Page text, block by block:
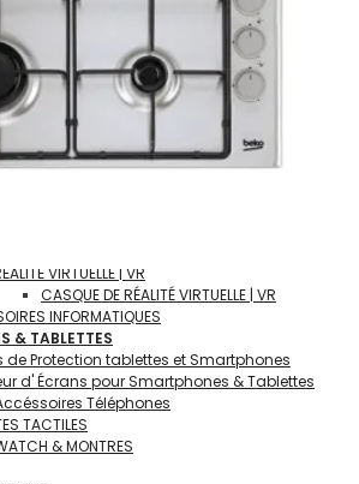
& INTERNET
| ÉQUIPEMENTS & ACCÉSSOIRES
NAS
Routeurs
WIFI & Répétiteurs de Signal
| L' UNIVERS DU JEU VIDÉO
et jeux Vidéos
Ordinateur Fixe pour GAMER
VIRTUELLE | VR
CASQUE DE RÉALITÉ VIRTUELLE | VR
INFORMATIQUES
& TABLETTES
de Protection tablettes et Smartphones
d' Écrans pour Smartphones & Tablettes
Téléphones
TACTILES
& MONTRES